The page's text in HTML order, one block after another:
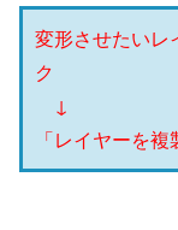
変形させたいレ
ク
↓
「レイヤーを複